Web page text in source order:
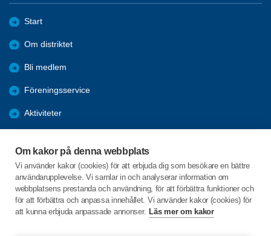
Om kakor på denna webbplats
Vi använder kakor (cookies) för att erbjuda dig som besökare en bättre
användarupplevelse. Vi samlar in och analyserar information om
webbplatsens prestanda och användning, för att förbättra funktioner och
för att förbättra och anpassa innehållet. Vi använder kakor (cookies) för
att kunna erbjuda anpassade annonser. Läs mer om kakor
Start
Om distriktet
Bli medlem
Föreningsservice
Aktiviteter
Förmåner
Bra länkar
C/o:Studieförbundet Vuxenskolan